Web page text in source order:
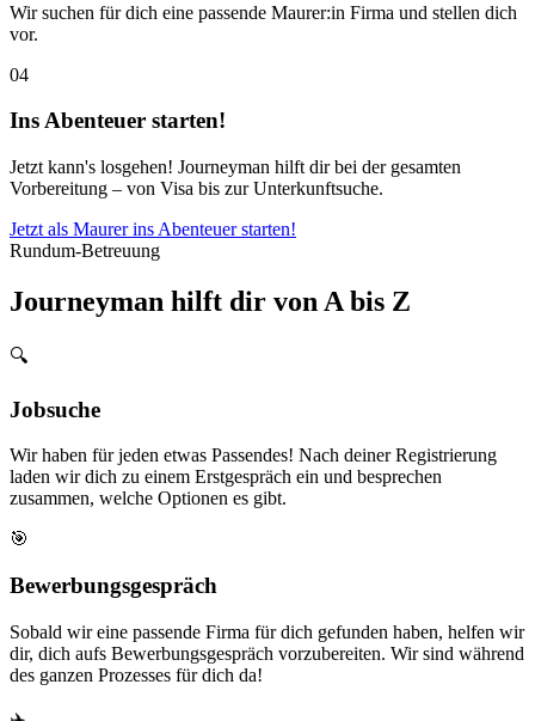
Wir suchen für dich eine passende Maurer:in Firma und stellen dich
vor.
04
Ins Abenteuer starten!
Jetzt kann's losgehen! Journeyman hilft dir bei der gesamten
Vorbereitung – von Visa bis zur Unterkunftsuche.
Jetzt als Maurer ins Abenteuer starten!
Rundum-Betreuung
Journeyman hilft dir von A bis Z
🔍
Jobsuche
Wir haben für jeden etwas Passendes! Nach deiner Registrierung
laden wir dich zu einem Erstgespräch ein und besprechen
zusammen, welche Optionen es gibt.
🎯
Bewerbungsgespräch
Sobald wir eine passende Firma für dich gefunden haben, helfen wir
dir, dich aufs Bewerbungsgespräch vorzubereiten. Wir sind während
des ganzen Prozesses für dich da!